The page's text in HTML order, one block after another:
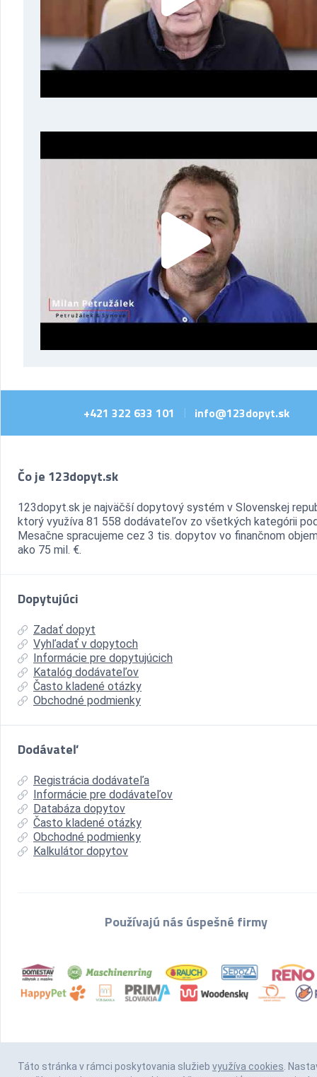
+421 322 633 101 info@123dopyt.sk
Čo je 123dopyt.sk
123dopyt.sk je najväčší dopytový systém v Slovenskej
ktorý využíva 81 558 dodávateľov zo všetkých kategórii
Mesačne spracujeme cez 3 tis. dopytov vo finančnom
ako 75 mil. €.
Dopytujúci
Zadať dopyt
Vyhľadať v dopytoch
Informácie pre dopytujúcich
Katalóg dodávateľov
Často kladené otázky
Obchodné podmienky
Dodávateľ
Registrácia dodávateľa
Informácie pre dodávateľov
Databáza dopytov
Často kladené otázky
Obchodné podmienky
Kalkulátor dopytov
Používajú nás úspešné firmy
Táto stránka v rámci poskytovania služieb využíva cookies.